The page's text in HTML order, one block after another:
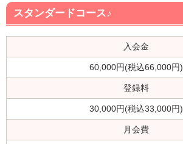
スタンダードコース♪
入会金
60,000円(税込66,000円)
登録料
30,000円(税込33,000円)
月会費